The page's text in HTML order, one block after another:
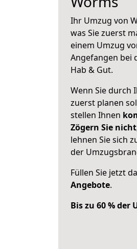
Ihr Umzug von
was Sie zuerst
einem Umzug
Angefangen bei
Hab & Gut.
Wenn Sie durch
zuerst planen
stellen Ihnen
Zögern Sie nicht
lehnen Sie sich
der
Füllen Sie jetzt
Angebote.
Bis zu 60 % der